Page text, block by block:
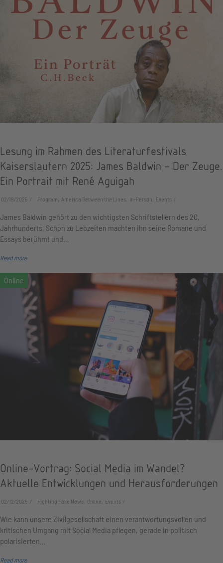
Lesung im Rahmen des Literaturfestivals
Kaiserslautern 2025: James Baldwin – Der Zeuge.
Ein Portrait mit René Aguigah
02/19/2025 Program, America Between the Lines, In-Person, Events
James Baldwin gehört zu den wichtigsten Schriftstellern des 20.
Jahrhunderts. Schon zu Lebzeiten machten ihn seine Romane und
Essays berühmt und…
Read more
Online-Vortrag: Social Media im Wandel?
Aktuelle Entwicklungen und Herausforderungen
02/12/2025 Fighting Fake News, Online, Events
Wie kann unsere Zivilgesellschaft einen verantwortungsvollen und
kritischen Umgang mit Social Media pflegen, gerade in politisch
polarisierten…
Read more